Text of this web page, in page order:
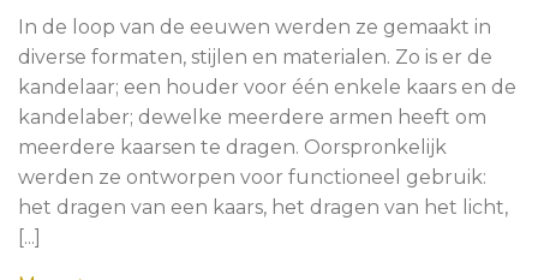
In de loop van de eeuwen werden ze gemaakt in
diverse formaten, stijlen en materialen. Zo is er de
kandelaar; een houder voor één enkele kaars en de
kandelaber; dewelke meerdere armen heeft om
meerdere kaarsen te dragen. Oorspronkelijk
werden ze ontworpen voor functioneel gebruik:
het dragen van een kaars, het dragen van het licht,
[...]